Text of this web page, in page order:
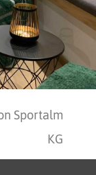
Sportalm
KG